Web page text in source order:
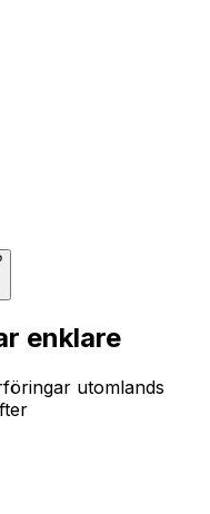
enklare
utomlands